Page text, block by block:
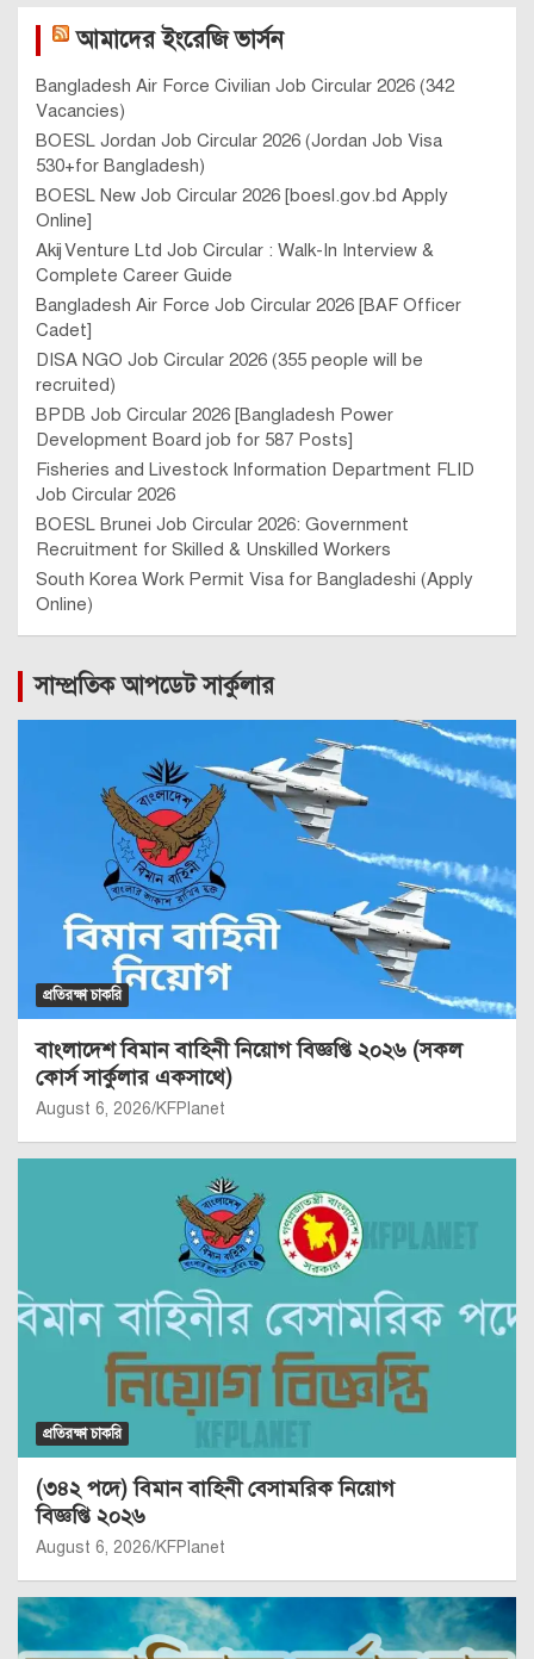
আমাদের ইংরেজি ভার্সন
Bangladesh Air Force Civilian Job Circular 2026 (342
Vacancies)
BOESL Jordan Job Circular 2026 (Jordan Job Visa
530+for Bangladesh)
BOESL New Job Circular 2026 [boesl.gov.bd Apply
Online]
Akij Venture Ltd Job Circular : Walk-In Interview &
Complete Career Guide
Bangladesh Air Force Job Circular 2026 [BAF Officer
Cadet]
DISA NGO Job Circular 2026 (355 people will be
recruited)
BPDB Job Circular 2026 [Bangladesh Power
Development Board job for 587 Posts]
Fisheries and Livestock Information Department FLID
Job Circular 2026
BOESL Brunei Job Circular 2026: Government
Recruitment for Skilled & Unskilled Workers
South Korea Work Permit Visa for Bangladeshi (Apply
Online)
সাম্প্রতিক আপডেট সার্কুলার
প্রতিরক্ষা চাকরি
বাংলাদেশ বিমান বাহিনী নিয়োগ বিজ্ঞপ্তি ২০২৬ (সকল
কোর্স সার্কুলার একসাথে)
August 6, 2026 KFPlanet
প্রতিরক্ষা চাকরি
(৩৪২ পদে) বিমান বাহিনী বেসামরিক নিয়োগ
বিজ্ঞপ্তি ২০২৬
August 6, 2026 KFPlanet